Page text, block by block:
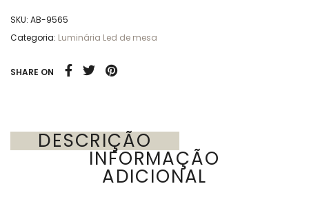
SKU: AB-9565
Categoria: Luminária Led de mesa
SHARE ON
DESCRIÇÃO
INFORMAÇÃO
ADICIONAL